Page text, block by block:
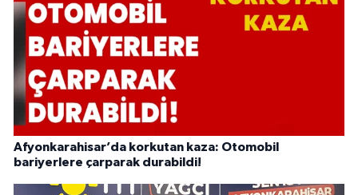
Afyonkarahisar’da korkutan kaza: Otomobil
bariyerlere çarparak durabildi!